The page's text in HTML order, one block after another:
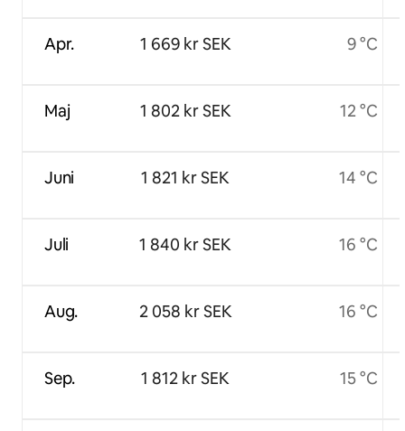
Apr.
Maj
Juni
Juli
Aug.
Sep.
1 669 kr SEK
1 802 kr SEK
1 821 kr SEK
1 840 kr SEK
2 058 kr SEK
1 812 kr SEK
9 °C
12 °C
14 °C
16 °C
16 °C
15 °C